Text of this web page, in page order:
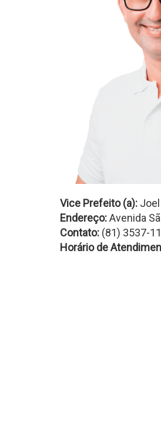
Vice Prefeito (a):
Endereço:Avenida
Contato: (81) 3537-
Horário de